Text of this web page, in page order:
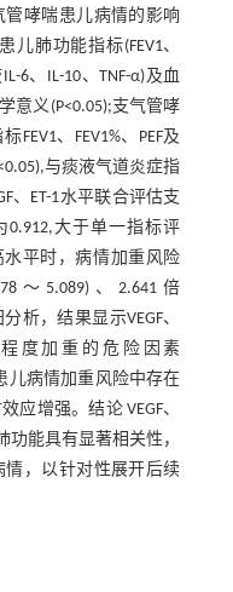
哮喘患儿病情的影响
肺功能指标(FEV1、
6、IL-10、TNF-α)及血
意义(P<0.05);支气管哮
FEV1、FEV1%、PEF及
与痰液气道炎症指
、ET-1水平联合评估支
0.912,大于单一指标评
水平时，病情加重风险
～5.089)、2.641倍
析，结果显示VEGF、
度加重的危险因素
儿病情加重风险中存在
应增强。结论 VEGF、
功能具有显著相关性，
情，以针对性展开后续